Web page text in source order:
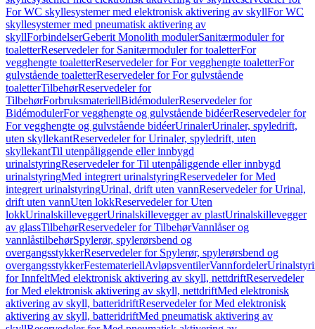
For WC skyllesystemer med elektronisk aktivering av skyllFor WC
skyllesystemer med pneumatisk aktivering av
skyllForbindelserGeberit Monolith modulerSanitærmoduler for
toaletterReservedeler for Sanitærmoduler for toaletterFor
vegghengte toaletterReservedeler for For vegghengte toaletterFor
gulvstående toaletterReservedeler for For gulvstående
toaletterTilbehørReservedeler for
TilbehørForbruksmateriellBidémodulerReservedeler for
BidémodulerFor vegghengte og gulvstående bidéerReservedeler for
For vegghengte og gulvstående bidéerUrinalerUrinaler, spyledrift,
uten skyllekantReservedeler for Urinaler, spyledrift, uten
skyllekantTil utenpåliggende eller innbygd
urinalstyringReservedeler for Til utenpåliggende eller innbygd
urinalstyringMed integrert urinalstyringReservedeler for Med
integrert urinalstyringUrinal, drift uten vannReservedeler for Urinal,
drift uten vannUten lokkReservedeler for Uten
lokkUrinalskilleveggerUrinalskillevegger av plastUrinalskillevegger
av glassTilbehørReservedeler for TilbehørVannlåser og
vannlåstilbehørSpylerør, spylerørsbend og
overgangsstykkerReservedeler for Spylerør, spylerørsbend og
overgangsstykkerFestemateriellAvløpsventilerVannfordeler
for InnfeltMed elektronisk aktivering av skyll, nettdriftReservedeler
for Med elektronisk aktivering av skyll, nettdriftMed elektronisk
aktivering av skyll, batteridriftReservedeler for Med elektronisk
aktivering av skyll, batteridriftMed pneumatisk aktivering av